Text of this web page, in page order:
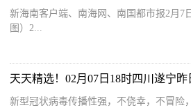
新海南客户端、南海网、南国都市报2月7
图）2...
新型冠状病毒传播性强，不侥幸，不冒险